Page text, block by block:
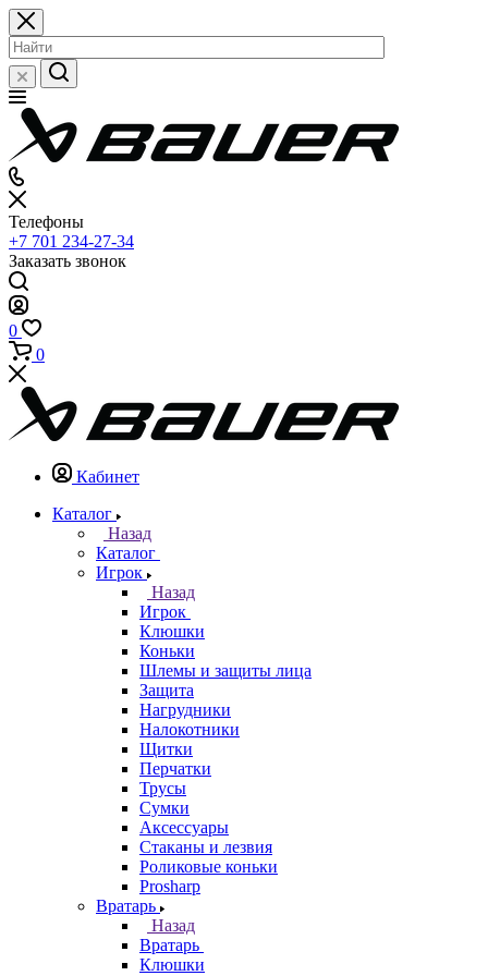
Телефоны
+7 701 234-27-34
Заказать звонок
0
0
Кабинет
Каталог
Назад
Каталог
Игрок
Назад
Игрок
Клюшки
Коньки
Шлемы и защиты лица
Защита
Нагрудники
Налокотники
Щитки
Перчатки
Трусы
Сумки
Аксессуары
Стаканы и лезвия
Роликовые коньки
Prosharp
Вратарь
Назад
Вратарь
Клюшки